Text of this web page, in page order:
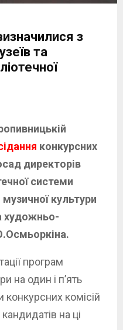
з
та
конкурсних
директорів
системи
культури
художньо-
програм
на один і п’ять
конкурсних комісій
на ці